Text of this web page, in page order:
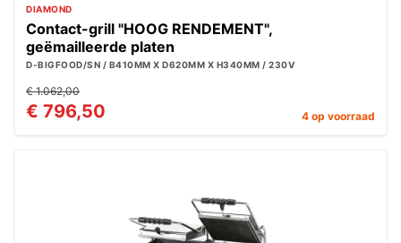
DIAMOND
Contact-grill "HOOG RENDEMENT",
geëmailleerde platen
D-BIGFOOD/SN / B410MM X D620MM X H340MM / 230V
€ 1.062,00
€ 796,50 4 op voorraad